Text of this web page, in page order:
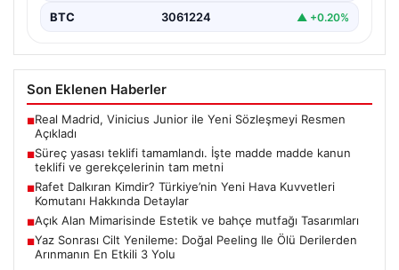
BTC 3061224 ▲ +0.20%
Son Eklenen Haberler
■Real Madrid, Vinicius Junior ile Yeni Sözleşmeyi Resmen
Açıkladı
■Süreç yasası teklifi tamamlandı. İşte madde madde kanun
teklifi ve gerekçelerinin tam metni
■Rafet Dalkıran Kimdir? Türkiye’nin Yeni Hava Kuvvetleri
Komutanı Hakkında Detaylar
■Açık Alan Mimarisinde Estetik ve bahçe mutfağı Tasarımları
■Yaz Sonrası Cilt Yenileme: Doğal Peeling Ile Ölü Derilerden
Arınmanın En Etkili 3 Yolu